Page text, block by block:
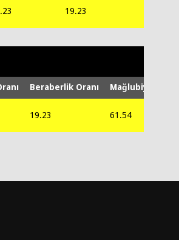
19.23
Beraberlik Oranı Mağlubiyet Oranı
19.23 61.54